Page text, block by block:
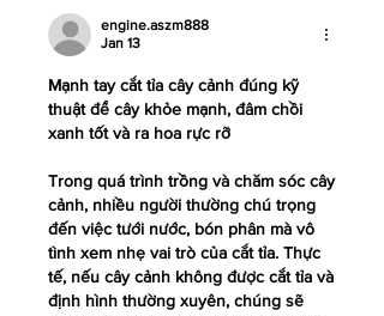
engine.aszm888
Jan 13
Mạnh tay cắt tỉa cây cảnh đúng kỹ
thuật để cây khỏe mạnh, đâm chồi
xanh tốt và ra hoa rực rỡ
Trong quá trình trồng và chăm sóc cây
cảnh, nhiều người thường chú trọng
đến việc tưới nước, bón phân mà vô
tình xem nhẹ vai trò của cắt tỉa. Thực
tế, nếu cây cảnh không được cắt tỉa và
định hình thường xuyên, chúng sẽ